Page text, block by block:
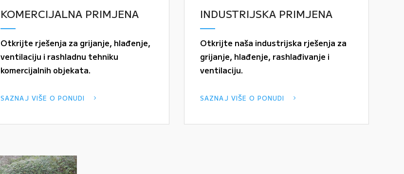
KOMERCIJALNA PRIMJENA
Otkrijte rješenja za grijanje, hlađenje,
ventilaciju i rashladnu tehniku
komercijalnih objekata.
SAZNAJ VIŠE O PONUDI
INDUSTRIJSKA PRIMJENA
Otkrijte naša industrijska rješenja za
grijanje, hlađenje, rashlađivanje i
ventilaciju.
SAZNAJ VIŠE O PONUDI